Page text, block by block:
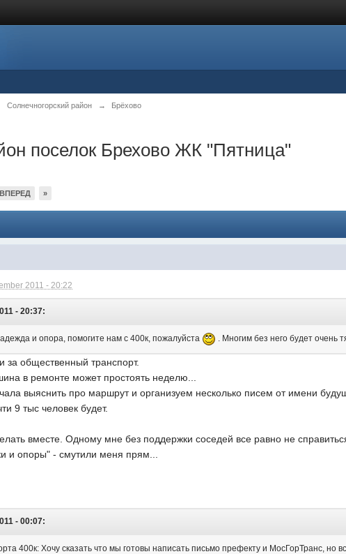
Солнечногорский район → Брёхово
поселок Брехово ЖК "Пятница"
ВПЕРЕД »
2011 - 20:22
- 20:37:
и опора, помогите нам с 400к, пожалуйста . Многим без него будет очень
за общественный транспорт.
в ремонте может простоять неделю...
выяснить про маршрут и организуем несколько писем от имени
9 тыс человек будет.
вместе. Одному мне без поддержки соседей все равно не
и опоры" - смутили меня прям...
- 00:07:
400к: Хочу сказать что мы готовы написать письмо префекту и МосГорТранс, но